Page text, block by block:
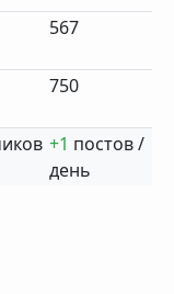
567
750
+1 постов /
день